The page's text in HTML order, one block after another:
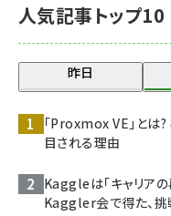
人気記事トップ10
昨日
「Proxmox VE」とは
目される理由
Kaggleは「キャリア
Kaggler会で得た、